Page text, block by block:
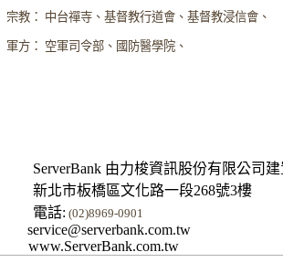
宗教： 中台禪寺、基督教行道會、基督教浸信會、
軍方： 空軍司令部、國防醫學院、
ServerBank 由力梭資訊股份有限公司建
新北市板橋區文化路一段268號3樓
電話: (02)8969-0901
service@serverbank.com.tw
www.ServerBank.com.tw